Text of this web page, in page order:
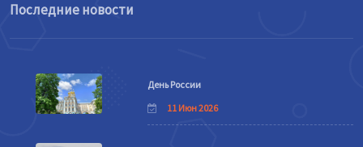
Последние новости
День России
11 Июн 2026